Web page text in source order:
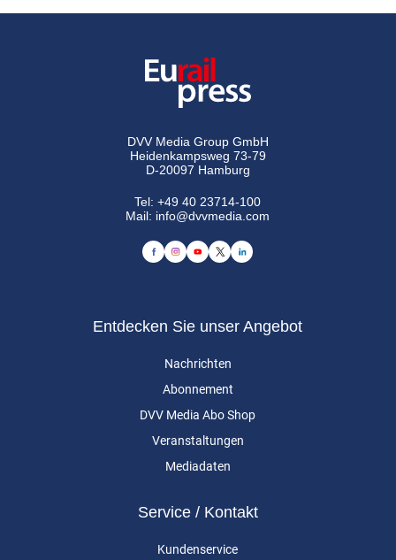
DVV Media Group GmbH
Heidenkampsweg 73-79
D-20097 Hamburg
Tel:+49 40 23714-100
Mail: info@dvvmedia.com
Entdecken Sie unser Angebot
Nachrichten
Abonnement
DVV Media Abo Shop
Veranstaltungen
Mediadaten
Service / Kontakt
Kundenservice